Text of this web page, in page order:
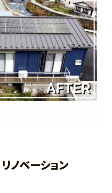
リノベーション